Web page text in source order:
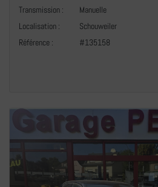
Transmission :
Manuelle
Localisation :
Schouweiler
Référence :
#135158